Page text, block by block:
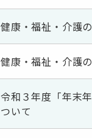
健康・福祉・介護
健康・福祉・介護
令和３年度「年末
ついて